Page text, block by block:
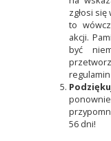
zgłosi
to
akcji.
być
regulamin
56 dni!